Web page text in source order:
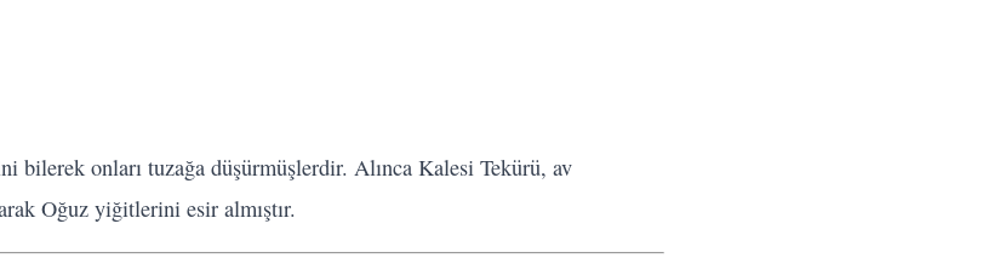
bilerek onları tuzağa düşürmüşlerdir. Alınca Kalesi Tekürü, av
Oğuz yiğitlerini esir almıştır.